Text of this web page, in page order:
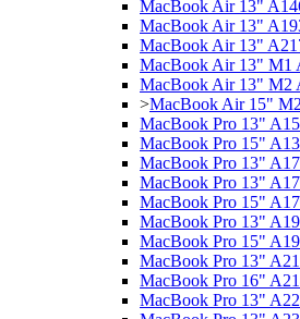
MacBook Air 13"
MacBook Air 13"
MacBook Air 13"
MacBook Air 13" M1
MacBook Air 13" M2
>MacBook Air 15"
MacBook Pro 13"
MacBook Pro 15"
MacBook Pro 13"
MacBook Pro 13"
MacBook Pro 15"
MacBook Pro 13"
MacBook Pro 15"
MacBook Pro 13"
MacBook Pro 16"
MacBook Pro 13"